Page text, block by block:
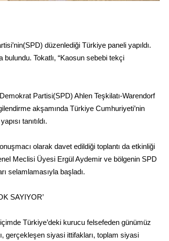
düzenlediği Türkiye paneli yapıldı.
bulundu. Tokatlı, “Kaosun sebebi tekçi
Partisi(SPD) Ahlen Teşkilatı-Warendorf
akşamında Türkiye Cumhuriyeti’nin
tanıtıldı.
olarak davet edildiği toplantı da etkinliği
Meclisi Üyesi Ergül Aydemir ve bölgenin SPD
selamlamasıyla başladı.
SAYIYOR’
Türkiye’deki kurucu felsefeden günümüz
gerçekleşen siyasi ittifakları, toplam siyasi